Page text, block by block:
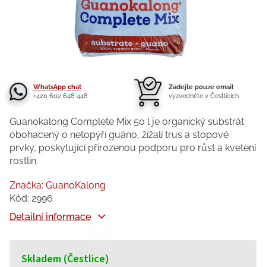
WhatsApp chat
+420 602 648 448
Zadejte pouze email
vyzvedněte v Čestlicích
Skladem (Čestlice)
Guanokalong Complete Mix 50 l je organický substrát
obohacený o netopýří guáno, žížalí trus a stopové
prvky, poskytující přirozenou podporu pro růst a kvetení
rostlin.
Detailní informace
Značka: GuanoKalong
Kód: 2996